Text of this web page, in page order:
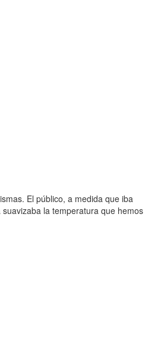
El público, a medida que iba
la temperatura que hemos